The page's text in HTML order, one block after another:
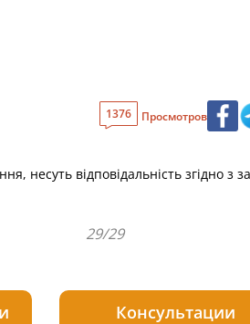
1376 Просмотров
несуть відповідальність згідно з
29/29
Консультации